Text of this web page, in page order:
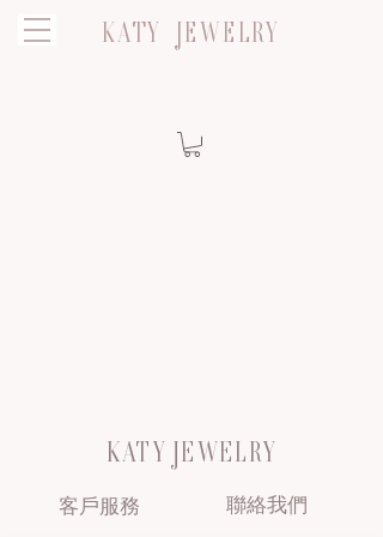
KATY JEWELRY
KATY JEWELRY
客戶服務 聯絡我們